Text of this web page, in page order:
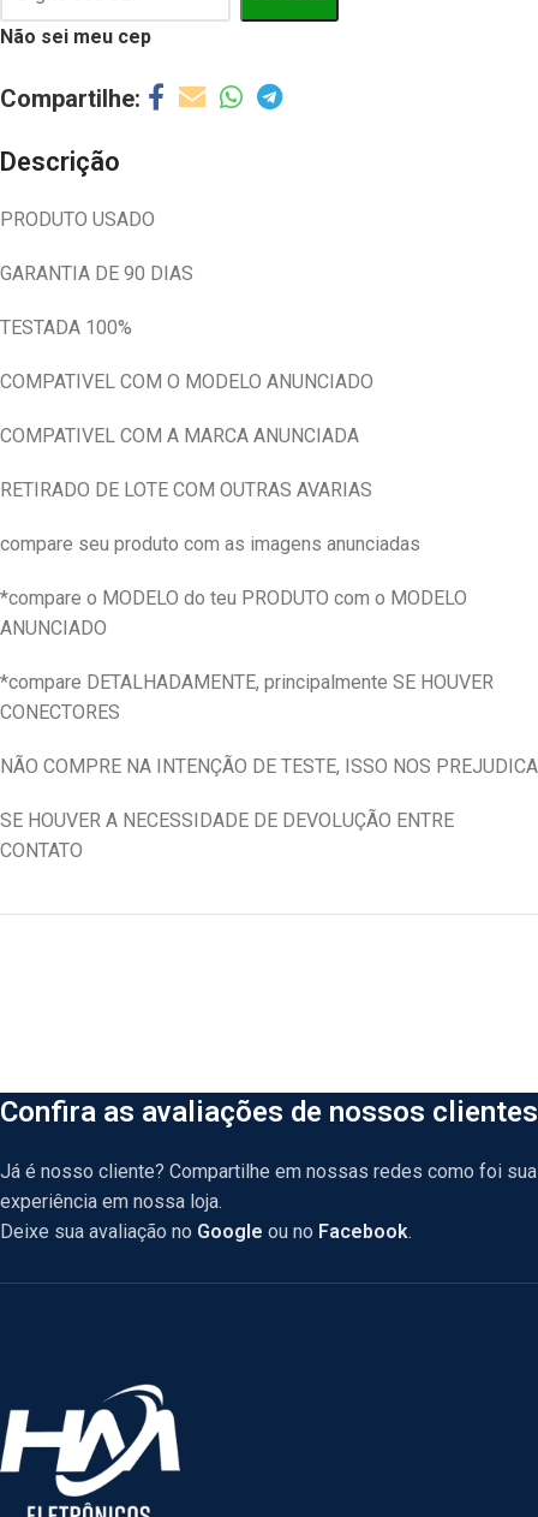
Não sei meu cep
Descrição
PRODUTO USADO
GARANTIA DE 90 DIAS
TESTADA 100%
COMPATIVEL COM O MODELO ANUNCIADO
COMPATIVEL COM A MARCA ANUNCIADA
RETIRADO DE LOTE COM OUTRAS AVARIAS
compare seu produto com as imagens anunciadas
*compare o MODELO do teu PRODUTO com o MODELO
ANUNCIADO
*compare DETALHADAMENTE, principalmente SE HOUVER
CONECTORES
NÃO COMPRE NA INTENÇÃO DE TESTE, ISSO NOS PREJUDICA
SE HOUVER A NECESSIDADE DE DEVOLUÇÃO ENTRE
CONTATO
Confira as avaliações de nossos clientes
Já é nosso cliente? Compartilhe em nossas redes como foi sua
experiência em nossa loja.
Deixe sua avaliação no Google ou no Facebook.